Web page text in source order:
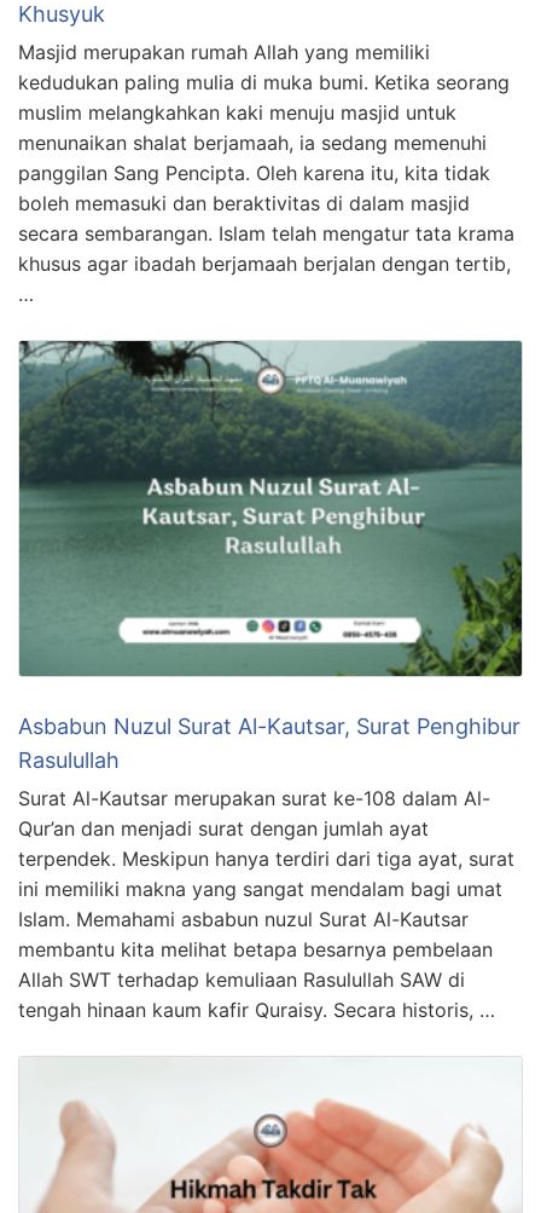
Khusyuk
Masjid merupakan rumah Allah yang memiliki
kedudukan paling mulia di muka bumi. Ketika seorang
muslim melangkahkan kaki menuju masjid untuk
menunaikan shalat berjamaah, ia sedang memenuhi
panggilan Sang Pencipta. Oleh karena itu, kita tidak
boleh memasuki dan beraktivitas di dalam masjid
secara sembarangan. Islam telah mengatur tata krama
khusus agar ibadah berjamaah berjalan dengan tertib,
…
Asbabun Nuzul Surat Al-Kautsar, Surat Penghibur
Rasulullah
Surat Al-Kautsar merupakan surat ke-108 dalam Al-
Qur’an dan menjadi surat dengan jumlah ayat
terpendek. Meskipun hanya terdiri dari tiga ayat, surat
ini memiliki makna yang sangat mendalam bagi umat
Islam. Memahami asbabun nuzul Surat Al-Kautsar
membantu kita melihat betapa besarnya pembelaan
Allah SWT terhadap kemuliaan Rasulullah SAW di
tengah hinaan kaum kafir Quraisy. Secara historis, …